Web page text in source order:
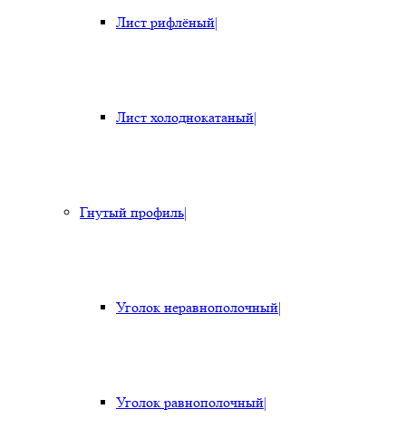
Лист рифлёный|
Лист холоднокатаный|
Гнутый профиль|
Уголок неравнополочный|
Уголок равнополочный|